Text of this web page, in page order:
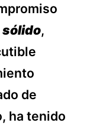
sólido,
de
ha tenido